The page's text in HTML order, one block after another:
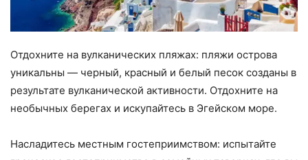
Отдохните на вулканических пляжах: пляжи острова
уникальны — черный, красный и белый песок созданы в
результате вулканической активности. Отдохните на
необычных берегах и искупайтесь в Эгейском море.
Насладитесь местным гостеприимством: испытайте